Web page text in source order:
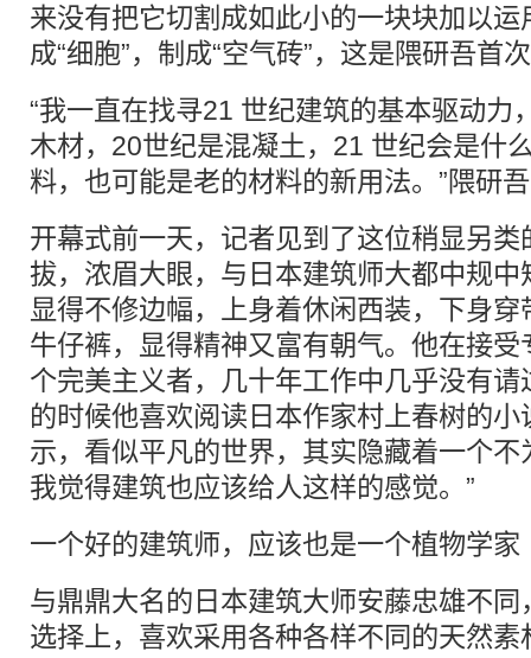
来没有把它切割成如此小的一块块加以
成“细胞”，制成“空气砖”，这是隈研吾首
“我一直在找寻21 世纪建筑的基本驱动力
木材，20世纪是混凝土，21 世纪会是什
料，也可能是老的材料的新用法。”隈研
开幕式前一天，记者见到了这位稍显另
拔，浓眉大眼，与日本建筑师大都中规
显得不修边幅，上身着休闲西装，下身
牛仔裤，显得精神又富有朝气。他在接
个完美主义者，几十年工作中几乎没有
的时候他喜欢阅读日本作家村上春树的小
示，看似平凡的世界，其实隐藏着一个
我觉得建筑也应该给人这样的感觉。”
一个好的建筑师，应该也是一个植物学家
与鼎鼎大名的日本建筑大师安藤忠雄不
选择上，喜欢采用各种各样不同的天然素